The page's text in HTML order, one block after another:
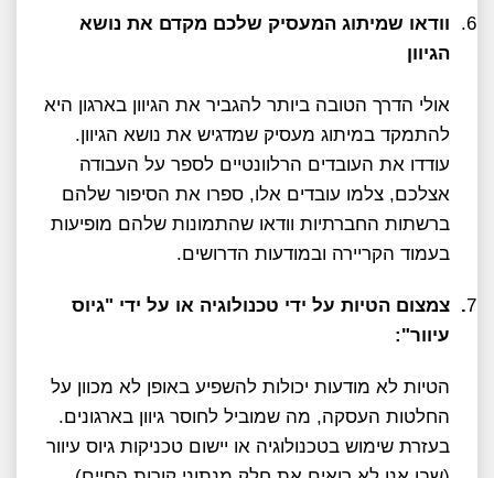
6.
וודאו שמיתוג המעסיק שלכם מקדם את נושא
הגיוון
אולי הדרך הטובה ביותר להגביר את הגיוון בארגון היא
להתמקד במיתוג מעסיק שמדגיש את נושא הגיוון.
עודדו את העובדים הרלוונטיים לספר על העבודה
אצלכם, צלמו עובדים אלו, ספרו את הסיפור שלהם
ברשתות החברתיות וודאו שהתמונות שלהם מופיעות
בעמוד הקריירה ובמודעות הדרושים.
7
. צמצום הטיות על ידי טכנולוגיה או על ידי "גיוס
עיוור":
הטיות לא מודעות יכולות להשפיע באופן לא מכוון על
החלטות העסקה, מה שמוביל לחוסר גיוון בארגונים.
בעזרת שימוש בטכנולוגיה או יישום טכניקות גיוס עיוור